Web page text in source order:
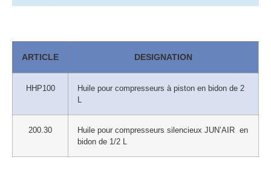
ARTICLE DESIGNATION
HHP100
Huile pour compresseurs à piston en bidon de 2
L
200.30
Huile pour compresseurs silencieux JUN’AIR en
bidon de 1/2 L